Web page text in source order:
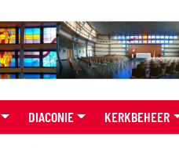
DIACONIE KERKBEHEER